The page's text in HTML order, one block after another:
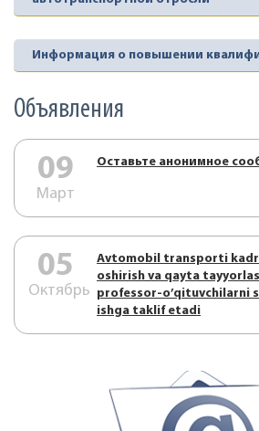
Информация о повышении
Объявления
09
Март
Оставьте анонимное
05
Октябрь
Аvtоmоbil trаnspоrti
оshirish vа qаytа
prоfеssоr-o’qituvchilаrni
ishgа tаklif etаdi